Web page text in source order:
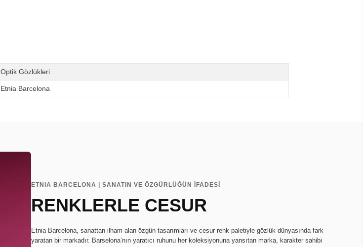
Optik Gözlükleri
Etnia Barcelona
ETNIA BARCELONA | SANATIN VE ÖZGÜRLÜĞÜN İFADESİ
RENKLERLE CESUR
Etnia Barcelona, sanattan ilham alan özgün tasarımları ve cesur renk paletiyle gözlük dünyasında fark
yaratan bir markadır. Barselona’nın yaratıcı ruhunu her koleksiyonuna yansıtan marka, karakter sahibi